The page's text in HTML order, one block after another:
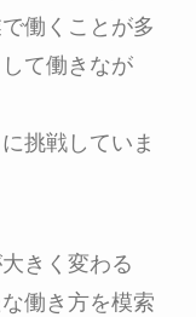
働くことが多
て働きなが
挑戦していま
きく変わる
働き方を模索